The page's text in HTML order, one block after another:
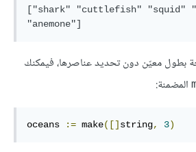
["shark" "cuttlefish" "squid"
"anemone"]
بطول معيّن دون تحديد عناصرها، فيمكنك
المضمنة:
oceans := make([] string, 3)